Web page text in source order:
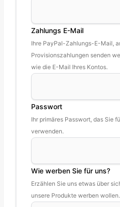
Zahlungs E-Mail
Ihre PayPal-Zahlungs-E-Mail,
Provisionszahlungen senden
wie die E-Mail Ihres Kontos.
Passwort
Ihr primäres Passwort, das Sie
verwenden.
Wie werben Sie für uns?
Erzählen Sie uns etwas über
unsere Produkte werben wollen.